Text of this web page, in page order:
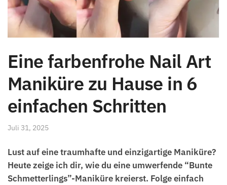
Eine farbenfrohe Nail Art
Maniküre zu Hause in 6
einfachen Schritten
Juli 31, 2025
Lust auf eine traumhafte und einzigartige Maniküre?
Heute zeige ich dir, wie du eine umwerfende “Bunte
Schmetterlings”-Maniküre kreierst. Folge einfach